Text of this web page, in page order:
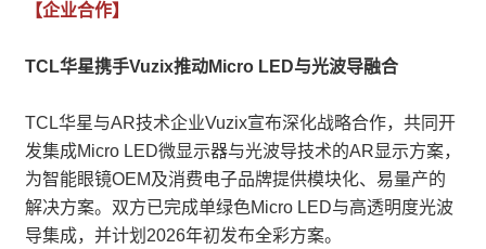
【企业合作】
TCL华星携手Vuzix推动Micro LED与光波导融合
TCL华星与AR技术企业Vuzix宣布深化战略合作，共同开
发集成Micro LED微显示器与光波导技术的AR显示方案，
为智能眼镜OEM及消费电子品牌提供模块化、易量产的
解决方案。双方已完成单绿色Micro LED与高透明度光波
导集成，并计划2026年初发布全彩方案。